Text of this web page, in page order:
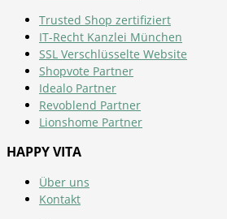
Trusted Shop zertifiziert
IT-Recht Kanzlei München
SSL Verschlüsselte Website
Shopvote Partner
Idealo Partner
Revoblend Partner
Lionshome Partner
HAPPY VITA
Über uns
Kontakt